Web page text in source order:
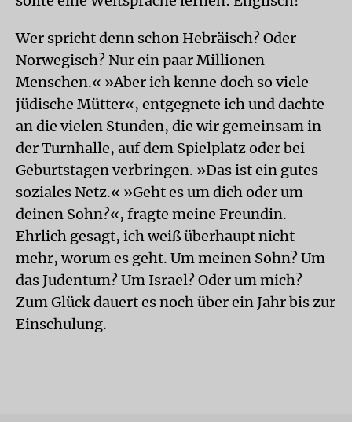
Wer spricht denn schon Hebräisch? Oder
Norwegisch? Nur ein paar Millionen
Menschen.« »Aber ich kenne doch so viele
jüdische Mütter«, entgegnete ich und dachte
an die vielen Stunden, die wir gemeinsam in
der Turnhalle, auf dem Spielplatz oder bei
Geburtstagen verbringen. »Das ist ein gutes
soziales Netz.« »Geht es um dich oder um
deinen Sohn?«, fragte meine Freundin.
Ehrlich gesagt, ich weiß überhaupt nicht
mehr, worum es geht. Um meinen Sohn? Um
das Judentum? Um Israel? Oder um mich?
Zum Glück dauert es noch über ein Jahr bis zur
Einschulung.